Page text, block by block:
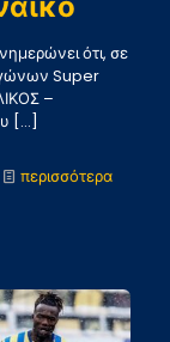
ότι, σε
Super
–
[…]
περισσότερα-
τον